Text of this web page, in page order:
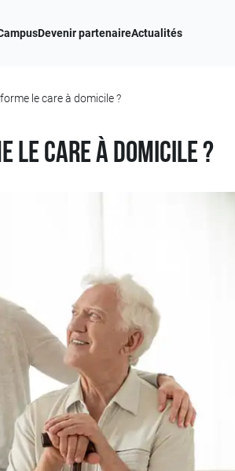
Devenir partenaireActualités
le care à domicile ?
le care à domicile ?